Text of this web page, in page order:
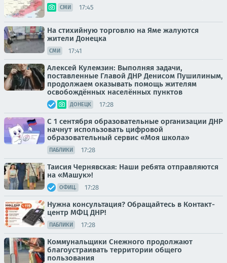
СМИ 17:45
На стихийную торговлю на Яме жалуются
жители Донецка
СМИ 17:41
Алексей Кулемзин: Выполняя задачи,
поставленные Главой ДНР Денисом Пушилиным,
продолжаем оказывать помощь жителям
освобождённых населённых пунктов
ДОНЕЦК 17:28
С 1 сентября образовательные организации ДНР
начнут использовать цифровой
образовательный сервис «Моя школа»
ПАБЛИКИ 17:28
Таисия Чернявская: Наши ребята отправляются
на «Машук»!
ОФИЦ. 17:28
Нужна консультация? Обращайтесь в Контакт-
центр МФЦ ДНР!
ПАБЛИКИ 17:28
Коммунальщики Снежного продолжают
благоустраивать территории общего
пользования